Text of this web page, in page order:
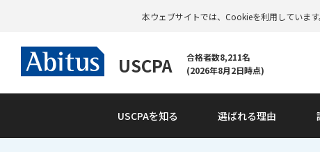
本ウェブサイトでは、Cookieを利用していま
USCPA
合格者数8,211名
(2026年8月2日時点)
USCPAを知る 選ばれる理由